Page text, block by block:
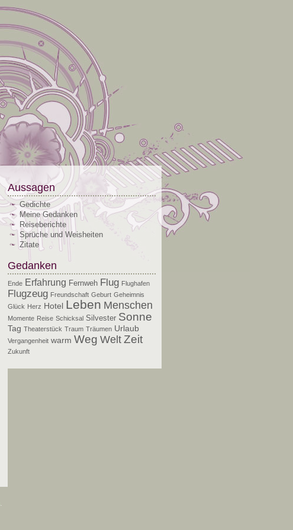
Aussagen
Gedichte
Meine Gedanken
Reiseberichte
Sprüche und Weisheiten
Zitate
Gedanken
Ende Erfahrung Fernweh Flug Flughafen
Flugzeug Freundschaft Geburt Geheimnis
Glück Herz Hotel Leben Menschen
Momente Reise Schicksal Silvester Sonne
Tag Theaterstück Traum Träumen Urlaub
Vergangenheit warm Weg Welt Zeit
Zukunft
.